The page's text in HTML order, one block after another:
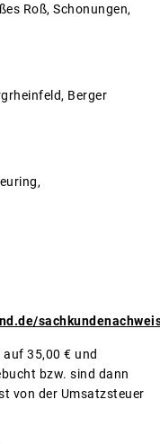
Roß, Schonungen,
Berger
auf 35,00 € und
bzw. sind dann
von der Umsatzsteuer